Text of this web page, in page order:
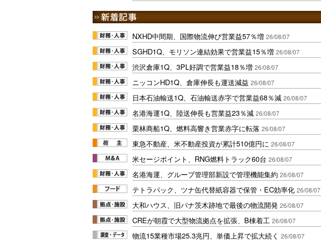
NXHD中間期、国際物流伸び営業益57％増 26/08/07
SGHD1Q、モリソン連結効果で営業益15％増 26/08/07
渋沢倉庫1Q、3PL好調で営業益18％増 26/08/07
ニッコンHD1Q、倉庫伸長も運送減益 26/08/07
日本石油輸送1Q、石油輸送赤字で営業益68％減 26/08/07
名港海運1Q、陸送伸長も営業益23％減 26/08/07
栗林商船1Q、燃料高響き営業赤字に転落 26/08/07
東急不動産、米不動産投資が累計510億円に 26/08/07
米セージポイント、RNG燃料トラック60台 26/08/07
名港海運、グループ管理部新設で管理機能集約 26/08/07
テトラパック、ツナ缶代替紙容器で保管・EC効率化 26/08/07
大和ハウス、旧パナ茨木跡地で最後の物流開発 26/08/07
CREが朝霞で大型物流拠点を拡張、B棟着工 26/08/07
物流15業種市場25.3兆円、単価上昇で拡大続く 26/08/07